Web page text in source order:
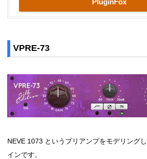
PluginFox
VPRE-73
NEVE 1073 というプリアンプをモデリング
インです。